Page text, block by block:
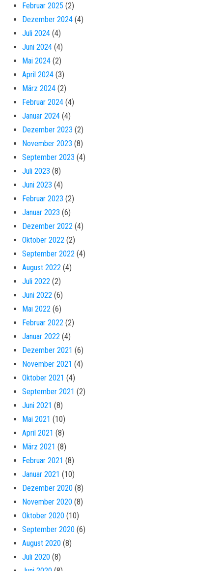
Februar 2025 (2)
Dezember 2024 (4)
Juli 2024 (4)
Juni 2024 (4)
Mai 2024 (2)
April 2024 (3)
März 2024 (2)
Februar 2024 (4)
Januar 2024 (4)
Dezember 2023 (2)
November 2023 (8)
September 2023 (4)
Juli 2023 (8)
Juni 2023 (4)
Februar 2023 (2)
Januar 2023 (6)
Dezember 2022 (4)
Oktober 2022 (2)
September 2022 (4)
August 2022 (4)
Juli 2022 (2)
Juni 2022 (6)
Mai 2022 (6)
Februar 2022 (2)
Januar 2022 (4)
Dezember 2021 (6)
November 2021 (4)
Oktober 2021 (4)
September 2021 (2)
Juni 2021 (8)
Mai 2021 (10)
April 2021 (8)
März 2021 (8)
Februar 2021 (8)
Januar 2021 (10)
Dezember 2020 (8)
November 2020 (8)
Oktober 2020 (10)
September 2020 (6)
August 2020 (8)
Juli 2020 (8)